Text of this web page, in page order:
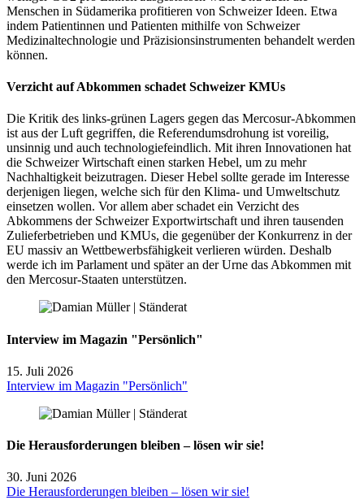
Menschen in Südamerika profitieren von Schweizer Ideen. Etwa
indem Patientinnen und Patienten mithilfe von Schweizer
Medizinaltechnologie und Präzisionsinstrumenten behandelt werden
können.
Verzicht auf Abkommen schadet Schweizer KMUs
Die Kritik des links-grünen Lagers gegen das Mercosur-Abkommen
ist aus der Luft gegriffen, die Referendumsdrohung ist voreilig,
unsinnig und auch technologiefeindlich. Mit ihren Innovationen hat
die Schweizer Wirtschaft einen starken Hebel, um zu mehr
Nachhaltigkeit beizutragen. Dieser Hebel sollte gerade im Interesse
derjenigen liegen, welche sich für den Klima- und Umweltschutz
einsetzen wollen. Vor allem aber schadet ein Verzicht des
Abkommens der Schweizer Exportwirtschaft und ihren tausenden
Zulieferbetrieben und KMUs, die gegenüber der Konkurrenz in der
EU massiv an Wettbewerbsfähigkeit verlieren würden. Deshalb
werde ich im Parlament und später an der Urne das Abkommen mit
den Mercosur-Staaten unterstützen.
Interview im Magazin "Persönlich"
15. Juli 2026
Interview im Magazin "Persönlich"
Die Herausforderungen bleiben – lösen wir sie!
30. Juni 2026
Die Herausforderungen bleiben – lösen wir sie!